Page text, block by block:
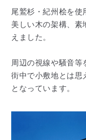
尾鷲杉・紀州桧を使
美しい木の架構、素
えました。
周辺の視線や騒音等
街中で小敷地とは思
となっています。